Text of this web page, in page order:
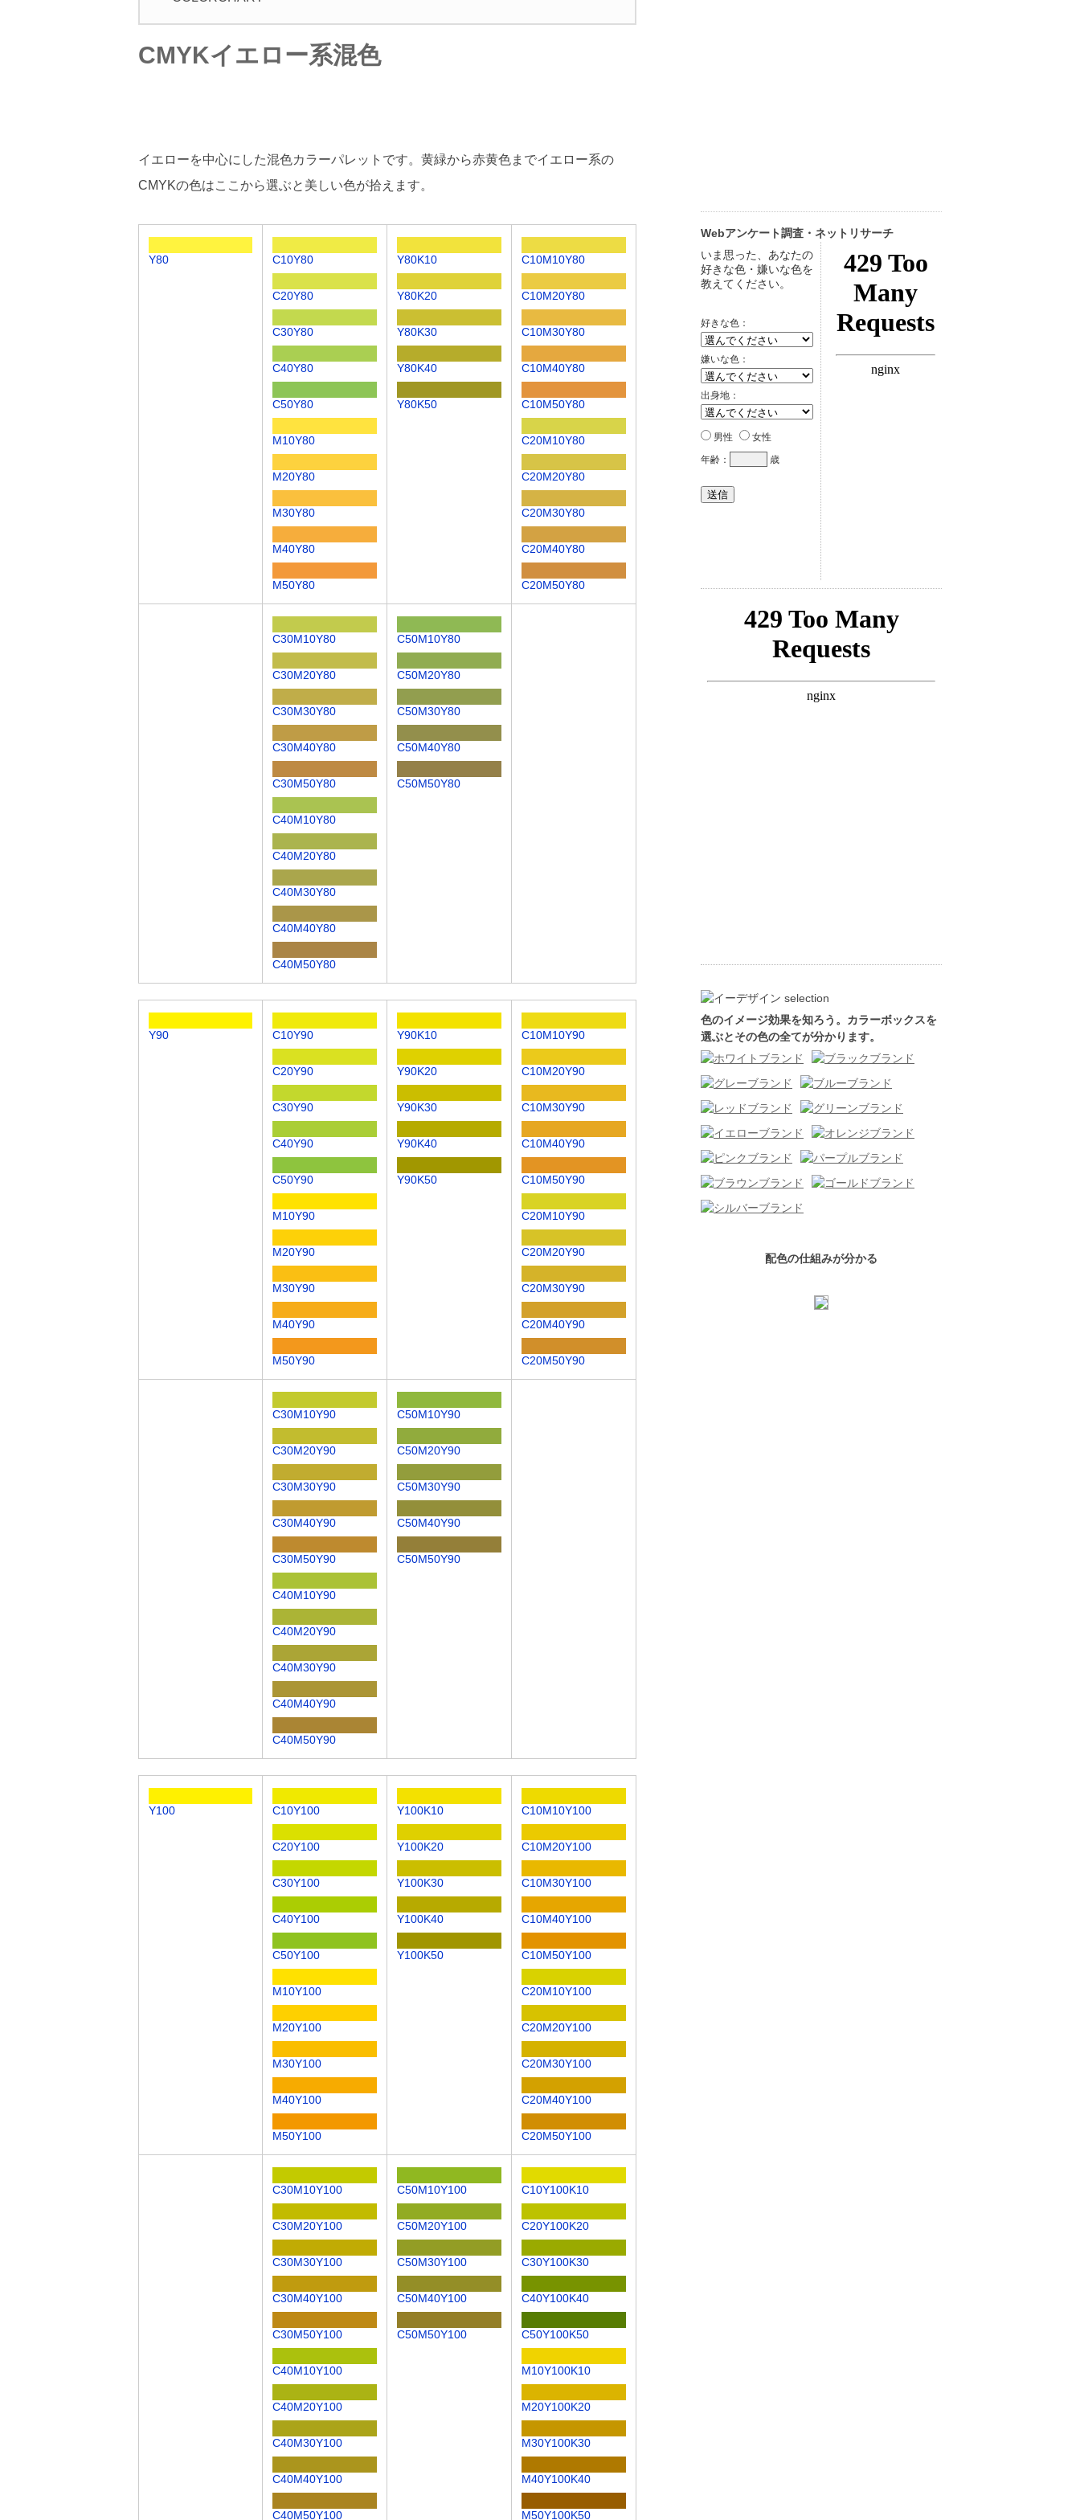
CMYKイエロー系混色
イエローを中心にした混色カラーパレットです。黄緑から赤黄色までイエロー系の
CMYKの色はここから選ぶと美しい色が拾えます。
Y80 C10Y80
C20Y80
C30Y80
C40Y80
C50Y80
M10Y80
M20Y80
M30Y80
M40Y80
M50Y80
Y80K10
Y80K20
Y80K30
Y80K40
Y80K50
C10M10Y80
C10M20Y80
C10M30Y80
C10M40Y80
C10M50Y80
C20M10Y80
C20M20Y80
C20M30Y80
C20M40Y80
C20M50Y80
C30M10Y80
C30M20Y80
C30M30Y80
C30M40Y80
C30M50Y80
C40M10Y80
C40M20Y80
C40M30Y80
C40M40Y80
C40M50Y80
C50M10Y80
C50M20Y80
C50M30Y80
C50M40Y80
C50M50Y80
Y90 C10Y90
C20Y90
C30Y90
C40Y90
C50Y90
M10Y90
M20Y90
M30Y90
M40Y90
M50Y90
Y90K10
Y90K20
Y90K30
Y90K40
Y90K50
C10M10Y90
C10M20Y90
C10M30Y90
C10M40Y90
C10M50Y90
C20M10Y90
C20M20Y90
C20M30Y90
C20M40Y90
C20M50Y90
C30M10Y90
C30M20Y90
C30M30Y90
C30M40Y90
C30M50Y90
C40M10Y90
C40M20Y90
C40M30Y90
C40M40Y90
C40M50Y90
C50M10Y90
C50M20Y90
C50M30Y90
C50M40Y90
C50M50Y90
Y100 C10Y100
C20Y100
C30Y100
C40Y100
C50Y100
M10Y100
M20Y100
M30Y100
M40Y100
M50Y100
Y100K10
Y100K20
Y100K30
Y100K40
Y100K50
C10M10Y100
C10M20Y100
C10M30Y100
C10M40Y100
C10M50Y100
C20M10Y100
C20M20Y100
C20M30Y100
C20M40Y100
C20M50Y100
C30M10Y100
C30M20Y100
C30M30Y100
C30M40Y100
C30M50Y100
C40M10Y100
C40M20Y100
C40M30Y100
C40M40Y100
C40M50Y100
C50M10Y100
C50M20Y100
C50M30Y100
C50M40Y100
C50M50Y100
C10Y100K10
C20Y100K20
C30Y100K30
C40Y100K40
C50Y100K50
M10Y100K10
M20Y100K20
M30Y100K30
M40Y100K40
M50Y100K50
Webアンケート調査・ネットリサーチ
色のイメージ効果を知ろう。カラーボックスを
選ぶとその色の全てが分かります。
配色の仕組みが分かる